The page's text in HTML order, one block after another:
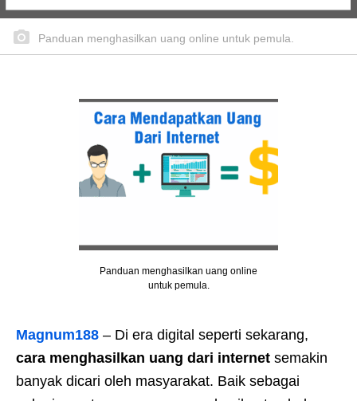
Panduan menghasilkan uang online untuk pemula.
Panduan menghasilkan uang online
untuk pemula.
Magnum188 – Di era digital seperti sekarang,
cara menghasilkan uang dari internet semakin
banyak dicari oleh masyarakat. Baik sebagai